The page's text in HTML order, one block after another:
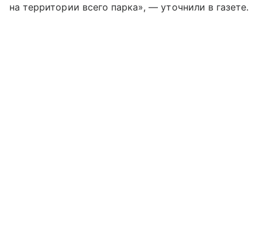
на территории всего парка», — уточнили в газете.